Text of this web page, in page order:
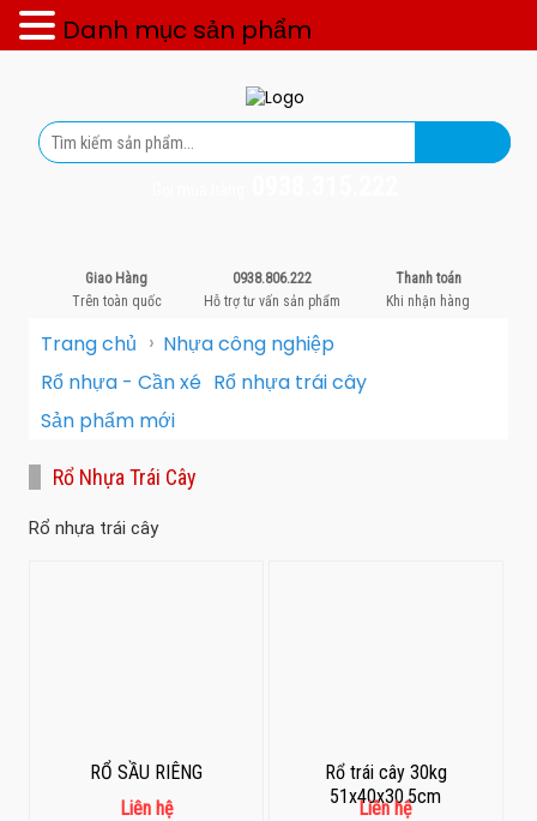
Giao Hàng
Trên toàn quốc
0938.806.222
Hỗ trợ tư vấn sản phẩm
Thanh toán
Khi nhận hàng
Trang chủ › Nhựa công nghiệp
Rổ nhựa - Cần xé Rổ nhựa trái cây
Sản phẩm mới
Rổ Nhựa Trái Cây
Rổ nhựa trái cây
RỔ SẦU RIÊNG
Liên hệ
Rổ trái cây 30kg
51x40x30.5cm
Liên hệ
Danh mục sản phẩm